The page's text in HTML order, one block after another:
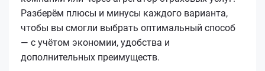
Разберём плюсы и минусы каждого варианта,
чтобы вы смогли выбрать оптимальный способ
— с учётом экономии, удобства и
дополнительных преимуществ.